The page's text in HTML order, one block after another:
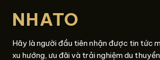
NHATO
Hãy là người đầu tiên nhận được tin tức
xu hướng, ưu đãi và trải nghiệm du